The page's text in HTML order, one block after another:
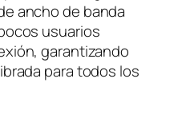
ancho de banda
usuarios
garantizando
para todos los